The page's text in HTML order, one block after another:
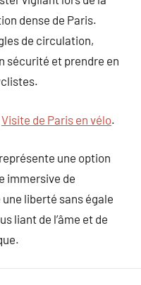
dense de Paris.
de circulation,
sécurité et prendre en
Visite de Paris en vélo.
une option
immersive de
liberté sans égale
liant de l’âme et de